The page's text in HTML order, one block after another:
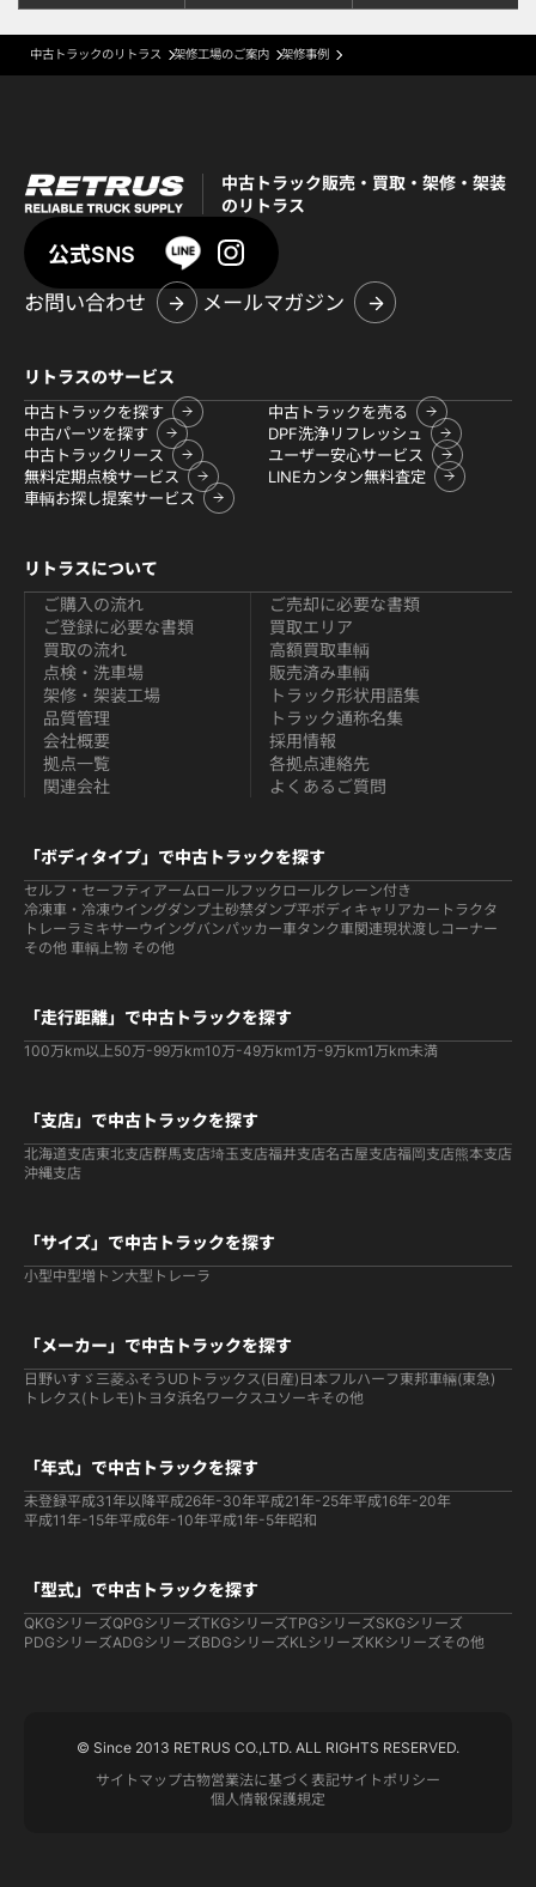
中古トラックのリトラス 架修工場のご案内 架修事例
中古トラック販売・買取・架修・架装
のリトラス
公式SNS
お問い合わせ
メールマガジン
リトラスのサービス
中古トラックを探す
中古トラックを売る
中古パーツを探す
DPF洗浄リフレッシュ
中古トラックリース
ユーザー安心サービス
無料定期点検サービス
LINEカンタン無料査定
車輌お探し提案サービス
リトラスについて
ご購入の流れ
ご登録に必要な書類
買取の流れ
ご売却に必要な書類
買取エリア
高額買取車輌
点検・洗車場
架修・架装工場
品質管理
販売済み車輌
トラック形状用語集
トラック通称名集
会社概要
拠点一覧
関連会社
採用情報
各拠点連絡先
よくあるご質問
「ボディタイプ」で中古トラックを探す
セルフ・セーフティ アームロールフックロールクレーン付き
冷凍車・冷凍ウイングダンプ土砂禁ダンプ平ボディ キャリアカー トラクタ
トレーラ ミキサーウイングバンパッカー車タンク車関連現状渡しコーナー
その他 車輌上物 その他
「走行距離」で中古トラックを探す
100万km以上50万-99万km10万-49万km1万-9万km1万km未満
「支店」で中古トラックを探す
北海道支店東北支店群馬支店埼玉支店福井支店名古屋支店福岡支店熊本支店
沖縄支店
「サイズ」で中古トラックを探す
小型中型増トン大型 トレーラ
「メーカー」で中古トラックを探す
日野いすゞ 三菱ふそう UDトラックス(日産) 日本フルハーフ 東邦車輛(東急)
トレクス(トレモ) トヨタ浜名ワークスユソーキその他
「年式」で中古トラックを探す
未登録平成31年以降平成26年-30年平成21年-25年平成16年-20年
平成11年-15年平成6年-10年平成1年-5年昭和
「型式」で中古トラックを探す
QKGシリーズQPGシリーズTKGシリーズTPGシリーズSKGシリーズ
PDGシリーズADGシリーズBDGシリーズKLシリーズKKシリーズその他
© Since 2013 RETRUS CO.,LTD. ALL RIGHTS RESERVED.
サイトマップ古物営業法に基づく表記サイトポリシー
個人情報保護規定